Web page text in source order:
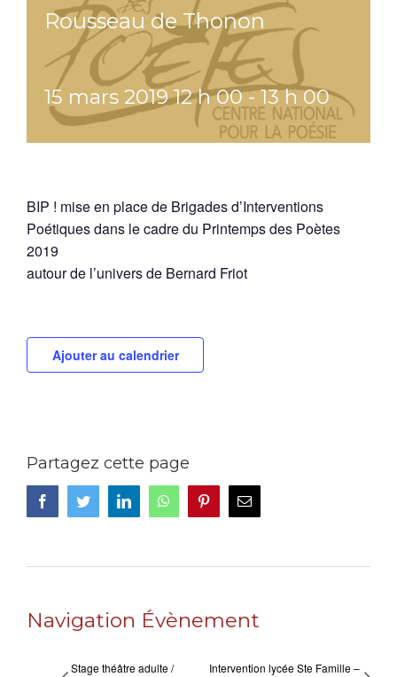
Rousseau de Thonon
15 mars 2019 12 h 00-13 h 00
BIP ! mise en place de Brigades d’Interventions
Poétiques dans le cadre du Printemps des Poètes
2019
autour de l’univers de Bernard Friot
Ajouter au calendrier
Partagez cette page
FacebookTwitterLinkedInWhatsAppPinterestEmail
Navigation Évènement
Stage théâtre adulte /
Intervention lycée Ste Famille –